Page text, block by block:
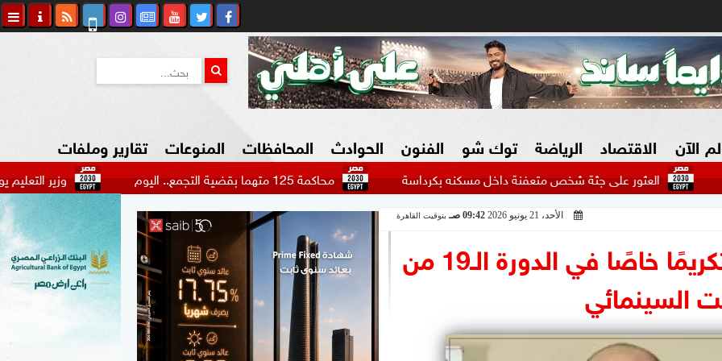
الآن الاقتصاد
الزراعة فى مصر
سوق العقارات
المسؤولية المجتمعية
الرياضة
بطولات عربية
بطولات عالمية
توك شو الفنون الحوادث
شكاوي المواطن
المحافظات المنوعات
السياحة في مصر
التكنولوجيا
المرأة والأسرة
السيارات
تقارير وملفات
وزير التعليم يوقع مع الجانب محاكمة 125 متهما بقضية التجمع.. اليوم على جثة شخص متعفنة داخل مسكنه بكرداسة
الأحد، 21 يونيو 2026 09:42 صـ بتوقيت القاهرة
محمد التاجي يحصد تكريمًا خاصًا في الدورة الـ19 من
السينمائي